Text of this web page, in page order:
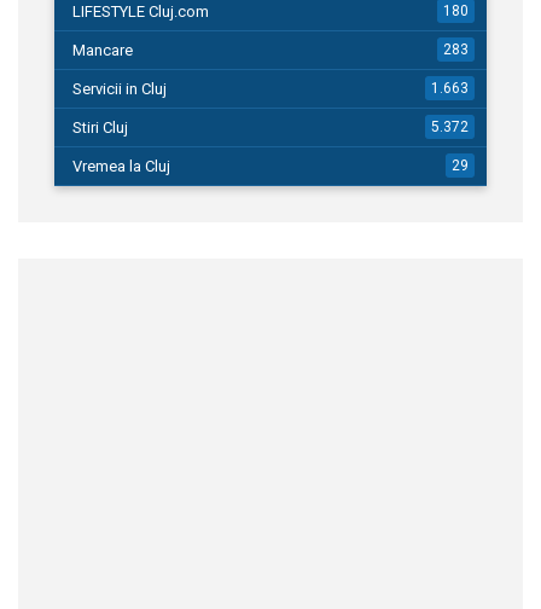
LIFESTYLE Cluj.com 180
Mancare 283
Servicii in Cluj 1.663
Stiri Cluj 5.372
Vremea la Cluj 29